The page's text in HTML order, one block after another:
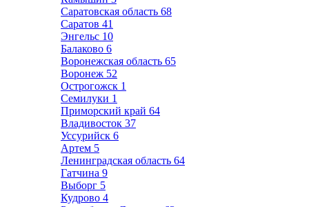
Саратовская область 68
Саратов 41
Энгельс 10
Балаково 6
Воронежская область 65
Воронеж 52
Острогожск 1
Семилуки 1
Приморский край 64
Владивосток 37
Уссурийск 6
Артем 5
Ленинградская область 64
Гатчина 9
Выборг 5
Кудрово 4